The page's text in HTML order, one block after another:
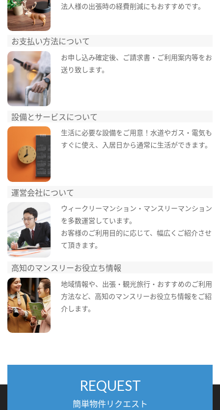
法人様の出張時の経費削減にもおすすめです。
お支払い方法について
お申し込み確定後、ご請求書・ご利用案内等をお
送り致します。
設備とサービスについて
生活に必要な設備をご用意！水道やガス・電気も
すぐに使え、入居日から通常に生活ができます。
運営会社について
ウィークリーマンション・マンスリーマンション
を多数運営しています。
お客様のご利用目的に応じて、幅広くご紹介させ
て頂きます。
高知のマンスリーお役立ち情報
地域情報や、出張・観光旅行・おすすめのご利用
方法など、高知のマンスリーお役立ち情報をご紹
介します。
REQUEST
簡単物件リクエスト